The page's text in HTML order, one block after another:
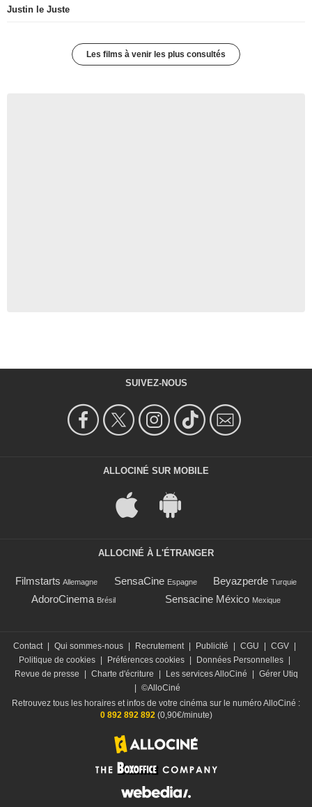
Justin le Juste
Les films à venir les plus consultés
SUIVEZ-NOUS
ALLOCINÉ SUR MOBILE
ALLOCINÉ À L'ÉTRANGER
Filmstarts Allemagne SensaCine Espagne Beyazperde Turquie
AdoroCinema Brésil Sensacine México Mexique
Contact | Qui sommes-nous | Recrutement | Publicité | CGU | CGV |
Politique de cookies | Préférences cookies | Données Personnelles |
Revue de presse
| Charte d'écriture | Les services AlloCiné | Gérer Utiq
| ©AlloCiné
Retrouvez tous les horaires et infos de votre cinéma sur le numéro AlloCiné :
0 892 892 892 (0,90€/minute)